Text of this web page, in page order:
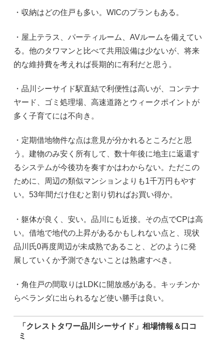
・収納はどの住戸も多い。WICのプランもある。
・屋上テラス、パーティルーム、AVルームを備えてい
る。他のタワマンと比べて共用設備は少ないが、将来
的な維持費を考えれば長期的に有利だと思う。
・品川シーサイド駅直結で利便性は高いが、コンテナ
ヤード、ゴミ処理場、高速道路とウィークポイントが
多く子育てには不向き。
・定期借地物件な点は意見が分かれるところだと思
う。建物のみ安く所有して、数十年後に地主に返還す
るシステムが今後功を奏すかはわからない。ただこの
ために、周辺の類似マンションよりも1千万円もやす
い。53年間だけ住むと割り切ればお買い得か。
・躯体が良く、安い。品川にも近接。その点でCPは高
い。借地で地代の上昇があるかもしれない点と、現状
品川氏0再度周辺が未成熟であること、どのように発
展していくか予測できないことは熟慮すべき。
・角住戸の間取りはLDKに開放感がある。キッチンか
らベランダに出られるなど使い勝手は良い。
「クレストタワー品川シーサイド」相場情報＆口コ
ミ